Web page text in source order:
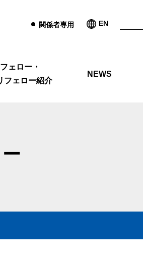
関係者専用 EN
フェロー・
フェロー紹介
NEWS